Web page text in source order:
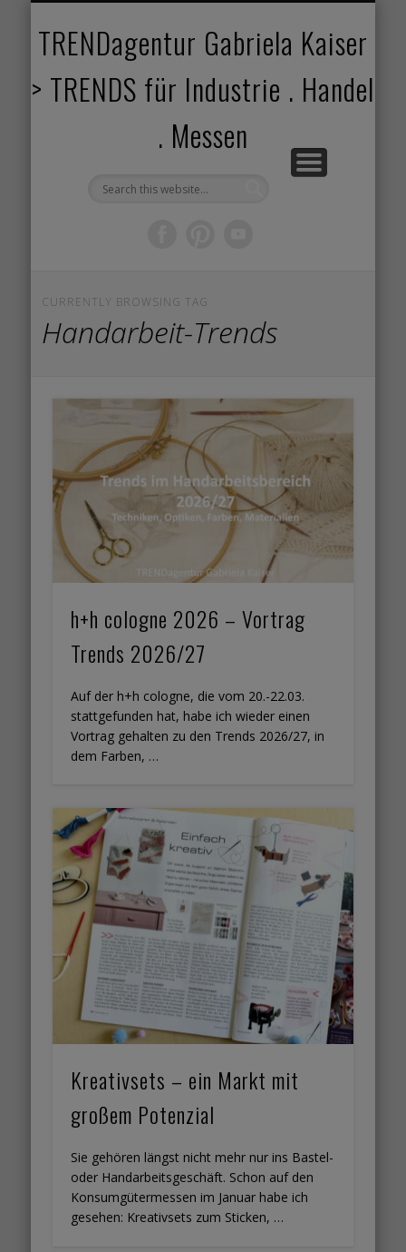
TRENDagentur Gabriela Kaiser
> TRENDS für Industrie . Handel
. Messen
CURRENTLY BROWSING TAG
Handarbeit-Trends
h+h cologne 2026 – Vortrag
Trends 2026/27
Auf der h+h cologne, die vom 20.-22.03.
stattgefunden hat, habe ich wieder einen
Vortrag gehalten zu den Trends 2026/27, in
dem Farben, …
Kreativsets – ein Markt mit
großem Potenzial
Sie gehören längst nicht mehr nur ins Bastel-
oder Handarbeitsgeschäft. Schon auf den
Konsumgütermessen im Januar habe ich
gesehen: Kreativsets zum Sticken, …